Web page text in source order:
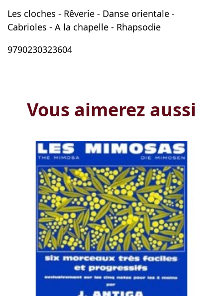
Les cloches - Rêverie - Danse orientale -
Cabrioles - A la chapelle - Rhapsodie
9790230323604
Vous aimerez aussi